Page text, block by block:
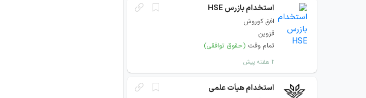
استخدام بازرس HSE
افق کوروش
قزوین
تمام وقت (حقوق توافقی)
۲ هفته پیش
استخدام هیأت علمی